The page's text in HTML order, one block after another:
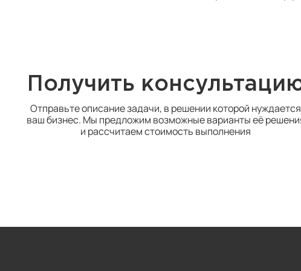
Получить
Отправьте описание задачи, в решении которой нуждается
ваш бизнес. Мы предложим возможные варианты её
и рассчитаем стоимость выполнения